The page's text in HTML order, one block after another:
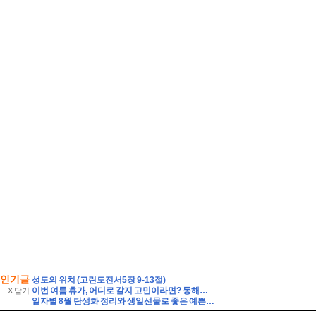
인기글
X 닫기
성도의 위치 (고린도전서5장 9-13절)
이번 여름 휴가, 어디로 갈지 고민이라면? 동해안 해수욕장 개폐장 일정 지금 바로 확인해 보세요!
일자별 8월 탄생화 정리와 생일선물로 좋은 예쁜 꽃말 가진 여름꽃 종류 베스트